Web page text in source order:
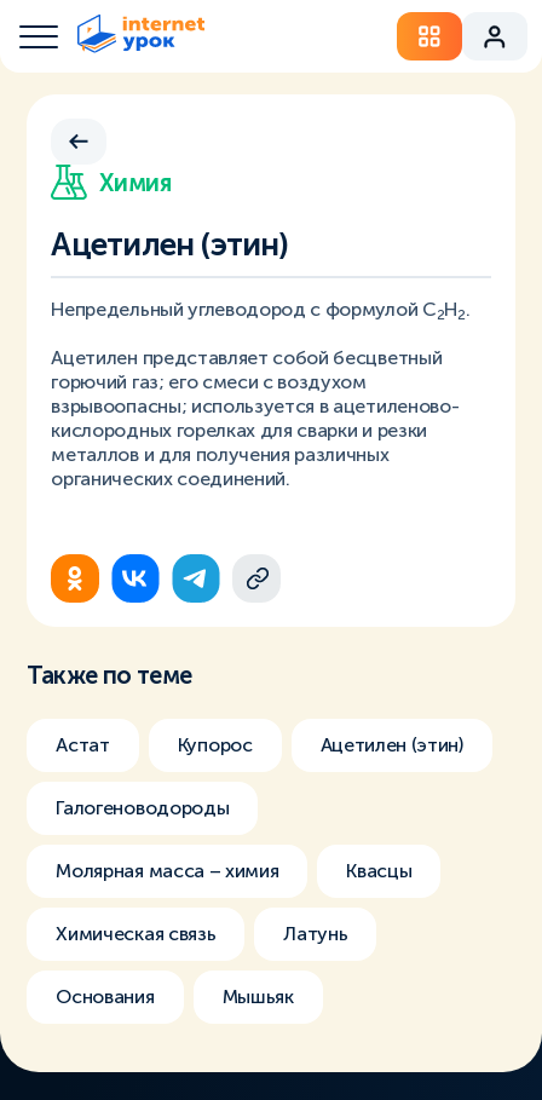
Химия
Ацетилен (этин)
Непредельный углеводород с формулой C2H2.
Ацетилен представляет собой бесцветный
горючий газ; его смеси с воздухом
взрывоопасны; используется в ацетиленово-
кислородных горелках для сварки и резки
металлов и для получения различных
органических соединений.
Также по теме
Астат Купорос Ацетилен (этин)
Галогеноводороды
Молярная масса – химия Квасцы
Химическая связь Латунь
Основания Мышьяк